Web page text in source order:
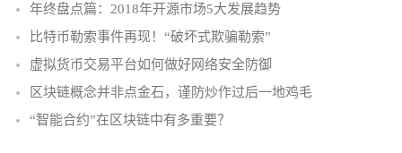
年终盘点篇：2018年开源市场5大发展趋势
比特币勒索事件再现！“破坏式欺骗勒索”
虚拟货币交易平台如何做好网络安全防御
区块链概念并非点金石，谨防炒作过后一地鸡毛
“智能合约”在区块链中有多重要？